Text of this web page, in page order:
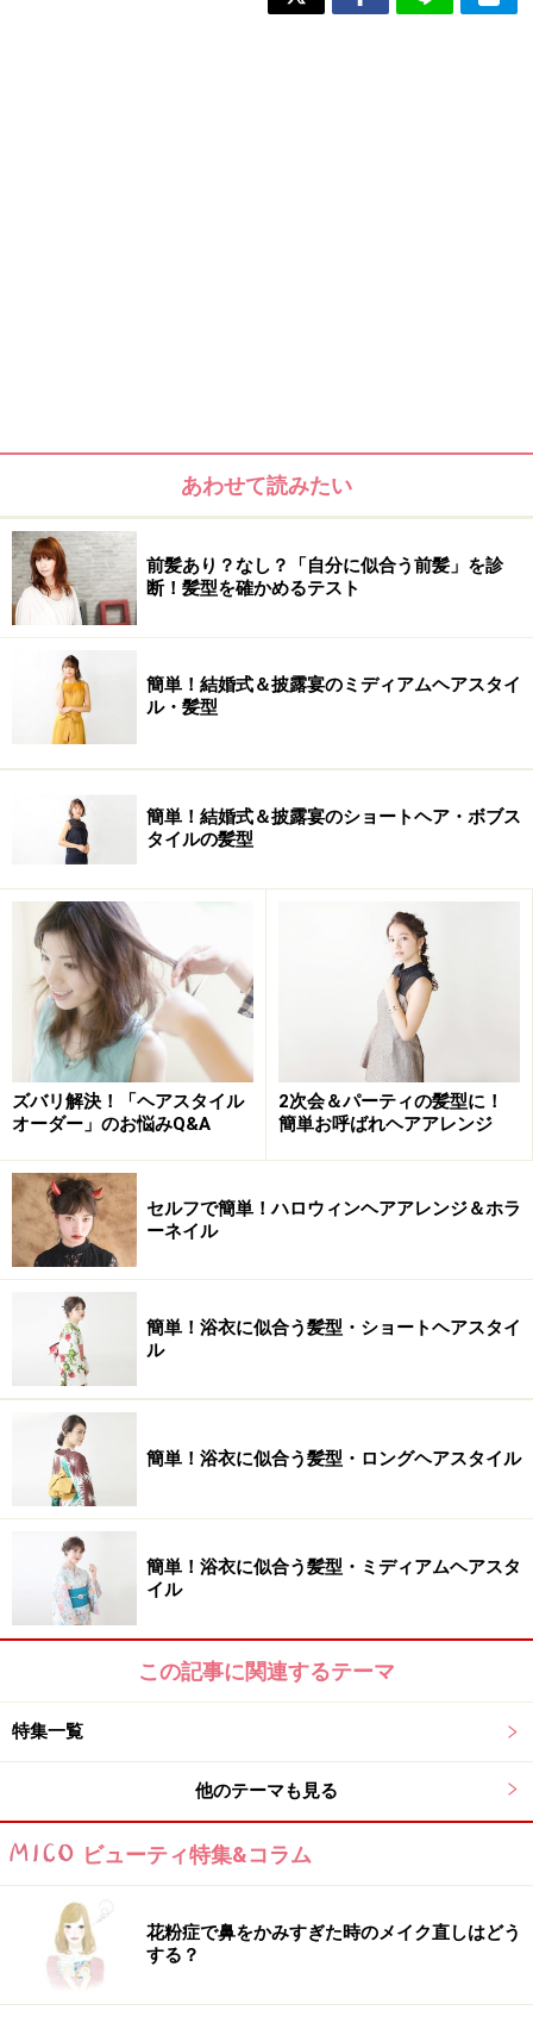
あわせて読みたい
前髪あり？なし？「自分に似合う前髪」を診
断！髪型を確かめるテスト
簡単！結婚式＆披露宴のミディアムヘアスタイ
ル・髪型
簡単！結婚式＆披露宴のショートヘア・ボブス
タイルの髪型
ズバリ解決！「ヘアスタイル
オーダー」のお悩みQ&A
2次会＆パーティの髪型に！
簡単お呼ばれヘアアレンジ
セルフで簡単！ハロウィンヘアアレンジ＆ホラ
ーネイル
簡単！浴衣に似合う髪型・ショートヘアスタイ
ル
簡単！浴衣に似合う髪型・ロングヘアスタイル
簡単！浴衣に似合う髪型・ミディアムヘアスタ
イル
この記事に関連するテーマ
特集一覧
他のテーマも見る
ビューティ特集&コラム
花粉症で鼻をかみすぎた時のメイク直しはどう
する？